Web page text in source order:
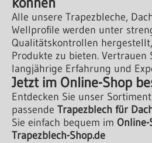
Alle unsere Trapezbleche,
Wellprofile werden unter
Qualitätskontrollen
Produkte zu bieten. Vertrauen
langjährige Erfahrung und
Jetzt im Online-Shop
Entdecken Sie unser
passende Trapezblech für
Sie einfach bequem im Online-
Trapezblech-Shop.de